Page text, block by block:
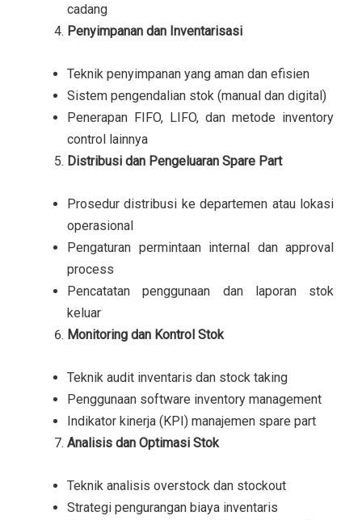
cadang
Penyimpanan dan Inventarisasi
Teknik penyimpanan yang aman dan efisien
Sistem pengendalian stok (manual dan digital)
Penerapan FIFO, LIFO, dan metode inventory
control lainnya
Distribusi dan Pengeluaran Spare Part
Prosedur distribusi ke departemen atau lokasi
operasional
Pengaturan permintaan internal dan approval
process
Pencatatan penggunaan dan laporan stok
keluar
Monitoring dan Kontrol Stok
Teknik audit inventaris dan stock taking
Penggunaan software inventory management
Indikator kinerja (KPI) manajemen spare part
Analisis dan Optimasi Stok
Teknik analisis overstock dan stockout
Strategi pengurangan biaya inventaris